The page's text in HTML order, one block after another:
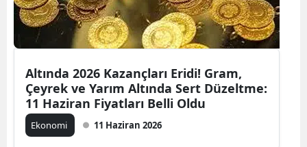
Altında 2026 Kazançları Eridi! Gram,
Çeyrek ve Yarım Altında Sert Düzeltme:
11 Haziran Fiyatları Belli Oldu
Ekonomi 11 Haziran 2026